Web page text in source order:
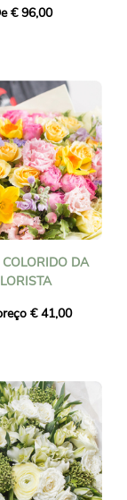
€ 96,00
COLORIDO DA
€ 41,00